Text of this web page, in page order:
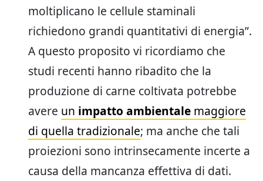
moltiplicano le cellule staminali
richiedono grandi quantitativi di energia”.
A questo proposito vi ricordiamo che
studi recenti hanno ribadito che la
produzione di carne coltivata potrebbe
avere un impatto ambientale maggiore
di quella tradizionale; ma anche che tali
proiezioni sono intrinsecamente incerte a
causa della mancanza effettiva di dati.